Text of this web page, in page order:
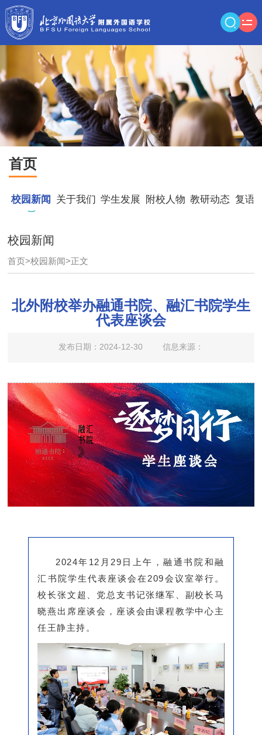
首页
校园新闻 关于我们 学生发展 附校人物 教研动态 复语
校园新闻
首页>校园新闻>正文
北外附校举办融通书院、融汇书院学生
代表座谈会
发布日期：2024-12-30 信息来源：
2024年12月29日上午，融通书院和融
汇书院学生代表座谈会在209会议室举行。
校长张文超、党总支书记张继军、副校长马
晓燕出席座谈会，座谈会由课程教学中心主
任王静主持。